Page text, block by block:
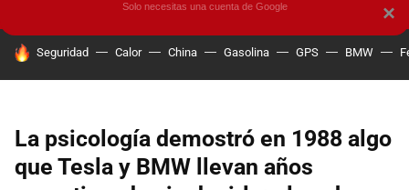
HOY SE HABLA DE
Seguridad Calor China Gasolina GPS BMW
La psicología demostró en 1988 algo
que Tesla y BMW llevan años
×
Solo necesitas una cuenta de Google